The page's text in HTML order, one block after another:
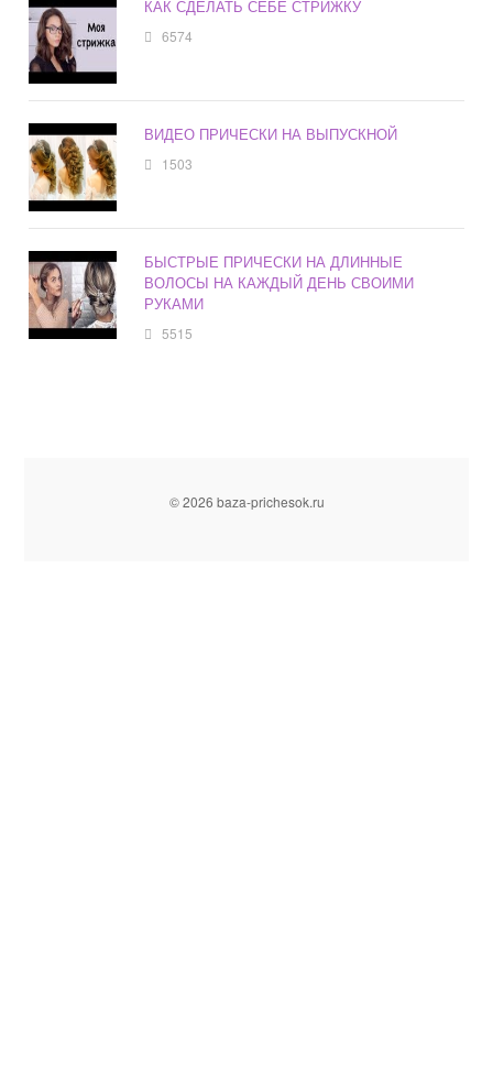
КАК СДЕЛАТЬ СЕБЕ СТРИЖКУ
6574
ВИДЕО ПРИЧЕСКИ НА ВЫПУСКНОЙ
1503
БЫСТРЫЕ ПРИЧЕСКИ НА ДЛИННЫЕ
ВОЛОСЫ НА КАЖДЫЙ ДЕНЬ СВОИМИ
РУКАМИ
5515
© 2026 baza-prichesok.ru